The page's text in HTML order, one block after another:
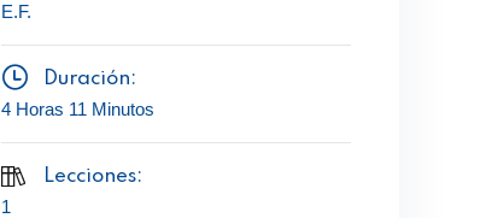
E.F.
Duración:
4 Horas 11 Minutos
Lecciones:
1